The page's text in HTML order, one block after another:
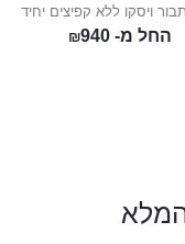
ויסקו ללא קפיצים יחיד
החל מ- ₪940
המלא